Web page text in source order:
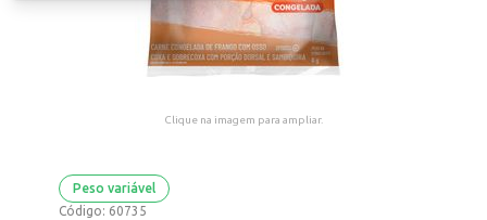
Clique na imagem para ampliar.
Peso variável
Código: 60735